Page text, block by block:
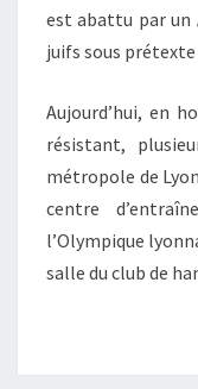
est abattu par un
juifs sous prétexte
Aujourd’hui, en
résistant,
métropole de
centre
l’Olympique
salle du club de